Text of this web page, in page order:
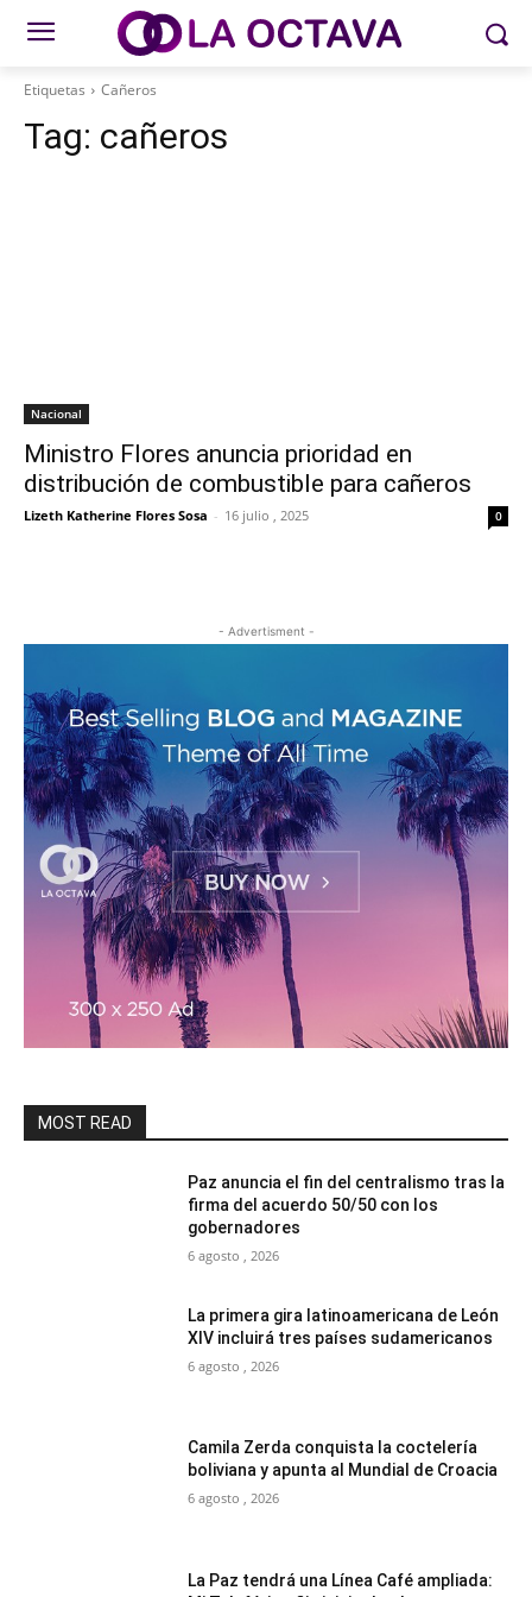
Etiquetas Cañeros
Tag: cañeros
Nacional
Ministro Flores anuncia prioridad en
distribución de combustible para cañeros
Lizeth Katherine Flores Sosa - 16 julio , 2025 0
- Advertisment -
MOST READ
Paz anuncia el fin del centralismo tras la
firma del acuerdo 50/50 con los
gobernadores
6 agosto , 2026
La primera gira latinoamericana de León
XIV incluirá tres países sudamericanos
6 agosto , 2026
Camila Zerda conquista la coctelería
boliviana y apunta al Mundial de Croacia
6 agosto , 2026
La Paz tendrá una Línea Café ampliada: